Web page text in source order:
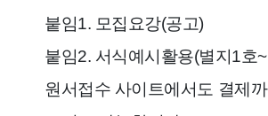
붙임1. 모집요강(공고)
붙임2. 서식예시활용(별지1호~
원서접수 사이트에서도 결제